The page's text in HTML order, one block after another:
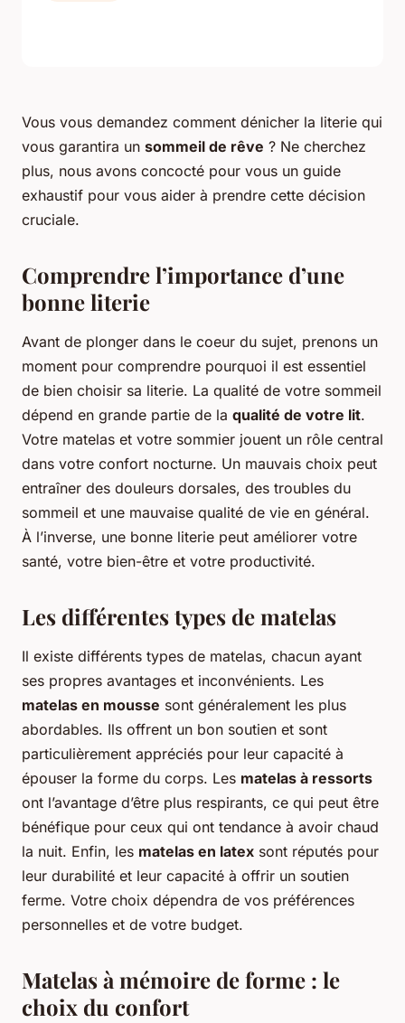
Vous vous demandez comment dénicher la literie qui
vous garantira un sommeil de rêve ? Ne cherchez
plus, nous avons concocté pour vous un guide
exhaustif pour vous aider à prendre cette décision
cruciale.
Comprendre l’importance d’une
bonne literie
Avant de plonger dans le coeur du sujet, prenons un
moment pour comprendre pourquoi il est essentiel
de bien choisir sa literie. La qualité de votre sommeil
dépend en grande partie de la qualité de votre lit.
Votre matelas et votre sommier jouent un rôle central
dans votre confort nocturne. Un mauvais choix peut
entraîner des douleurs dorsales, des troubles du
sommeil et une mauvaise qualité de vie en général.
À l’inverse, une bonne literie peut améliorer votre
santé, votre bien-être et votre productivité.
Les différentes types de matelas
Il existe différents types de matelas, chacun ayant
ses propres avantages et inconvénients. Les
matelas en mousse sont généralement les plus
abordables. Ils offrent un bon soutien et sont
particulièrement appréciés pour leur capacité à
épouser la forme du corps. Les matelas à ressorts
ont l’avantage d’être plus respirants, ce qui peut être
bénéfique pour ceux qui ont tendance à avoir chaud
la nuit. Enfin, les matelas en latex sont réputés pour
leur durabilité et leur capacité à offrir un soutien
ferme. Votre choix dépendra de vos préférences
personnelles et de votre budget.
Matelas à mémoire de forme : le
choix du confort